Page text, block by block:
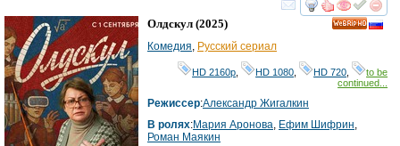
смотреть
Олдскул (2025)
Комедия, Русский сериал
HD 2160р HD 1080 HD 720
to be
continued...
Режиссер:Александр Жигалкин
В ролях:Мария Аронова, Ефим Шифрин,
Роман Маякин